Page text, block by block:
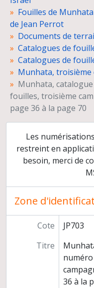
Films
Presse
Co-direction
Délégation
Direction de la
Congrès et
Publications
Médiation
Relations
Fouilles de
de Jean Perrot
Documents de
Catalogues de
Catalogues de
Munhata, troisième
Munhata,
fouilles, troisième
page 36 à la page 70
Les
restreint en
besoin, merci de
Zone
Cote
JP703
Titre
36 à la